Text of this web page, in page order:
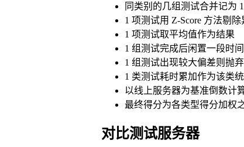
同类别的几组测试合并记为
1 项测试用 Z-Score 方法剔
1 项测试取平均值作为结果
1 组测试完成后闲置一段时
1 组测试出现较大偏差则抛
1 类测试耗时累加作为该类
以线上服务器为基准倒数计
最终得分为各类型得分加权
对比测试服务器